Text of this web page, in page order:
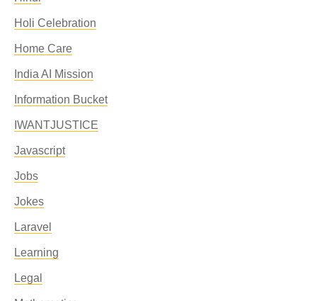
Holi Celebration
Home Care
India AI Mission
Information Bucket
IWANTJUSTICE
Javascript
Jobs
Jokes
Laravel
Learning
Legal